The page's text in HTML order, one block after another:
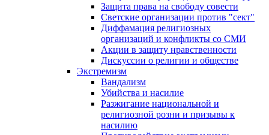
Защита права на свободу совести
Светские организации против "сект"
Диффамация религиозных
организаций и конфликты со СМИ
Акции в защиту нравственности
Дискуссии о религии и обществе
Экстремизм
Вандализм
Убийства и насилие
Разжигание национальной и
религиозной розни и призывы к
насилию